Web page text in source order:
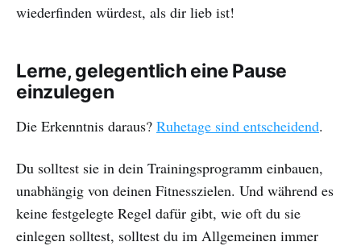
wiederfinden würdest, als dir lieb ist!
Lerne, gelegentlich eine Pause
einzulegen
Die Erkenntnis daraus? Ruhetage sind entscheidend.
Du solltest sie in dein Trainingsprogramm einbauen,
unabhängig von deinen Fitnesszielen. Und während es
keine festgelegte Regel dafür gibt, wie oft du sie
einlegen solltest, solltest du im Allgemeinen immer